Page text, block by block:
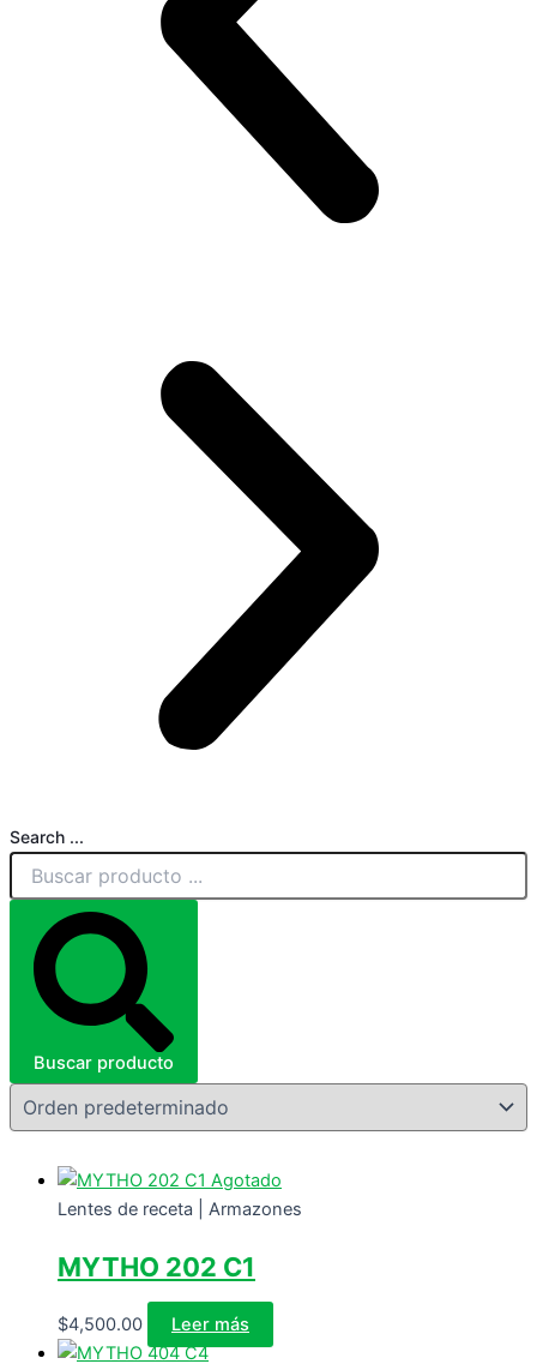
Search ...
Buscar producto
Agotado
Lentes de receta | Armazones
MYTHO 202 C1
$4,500.00 Leer más